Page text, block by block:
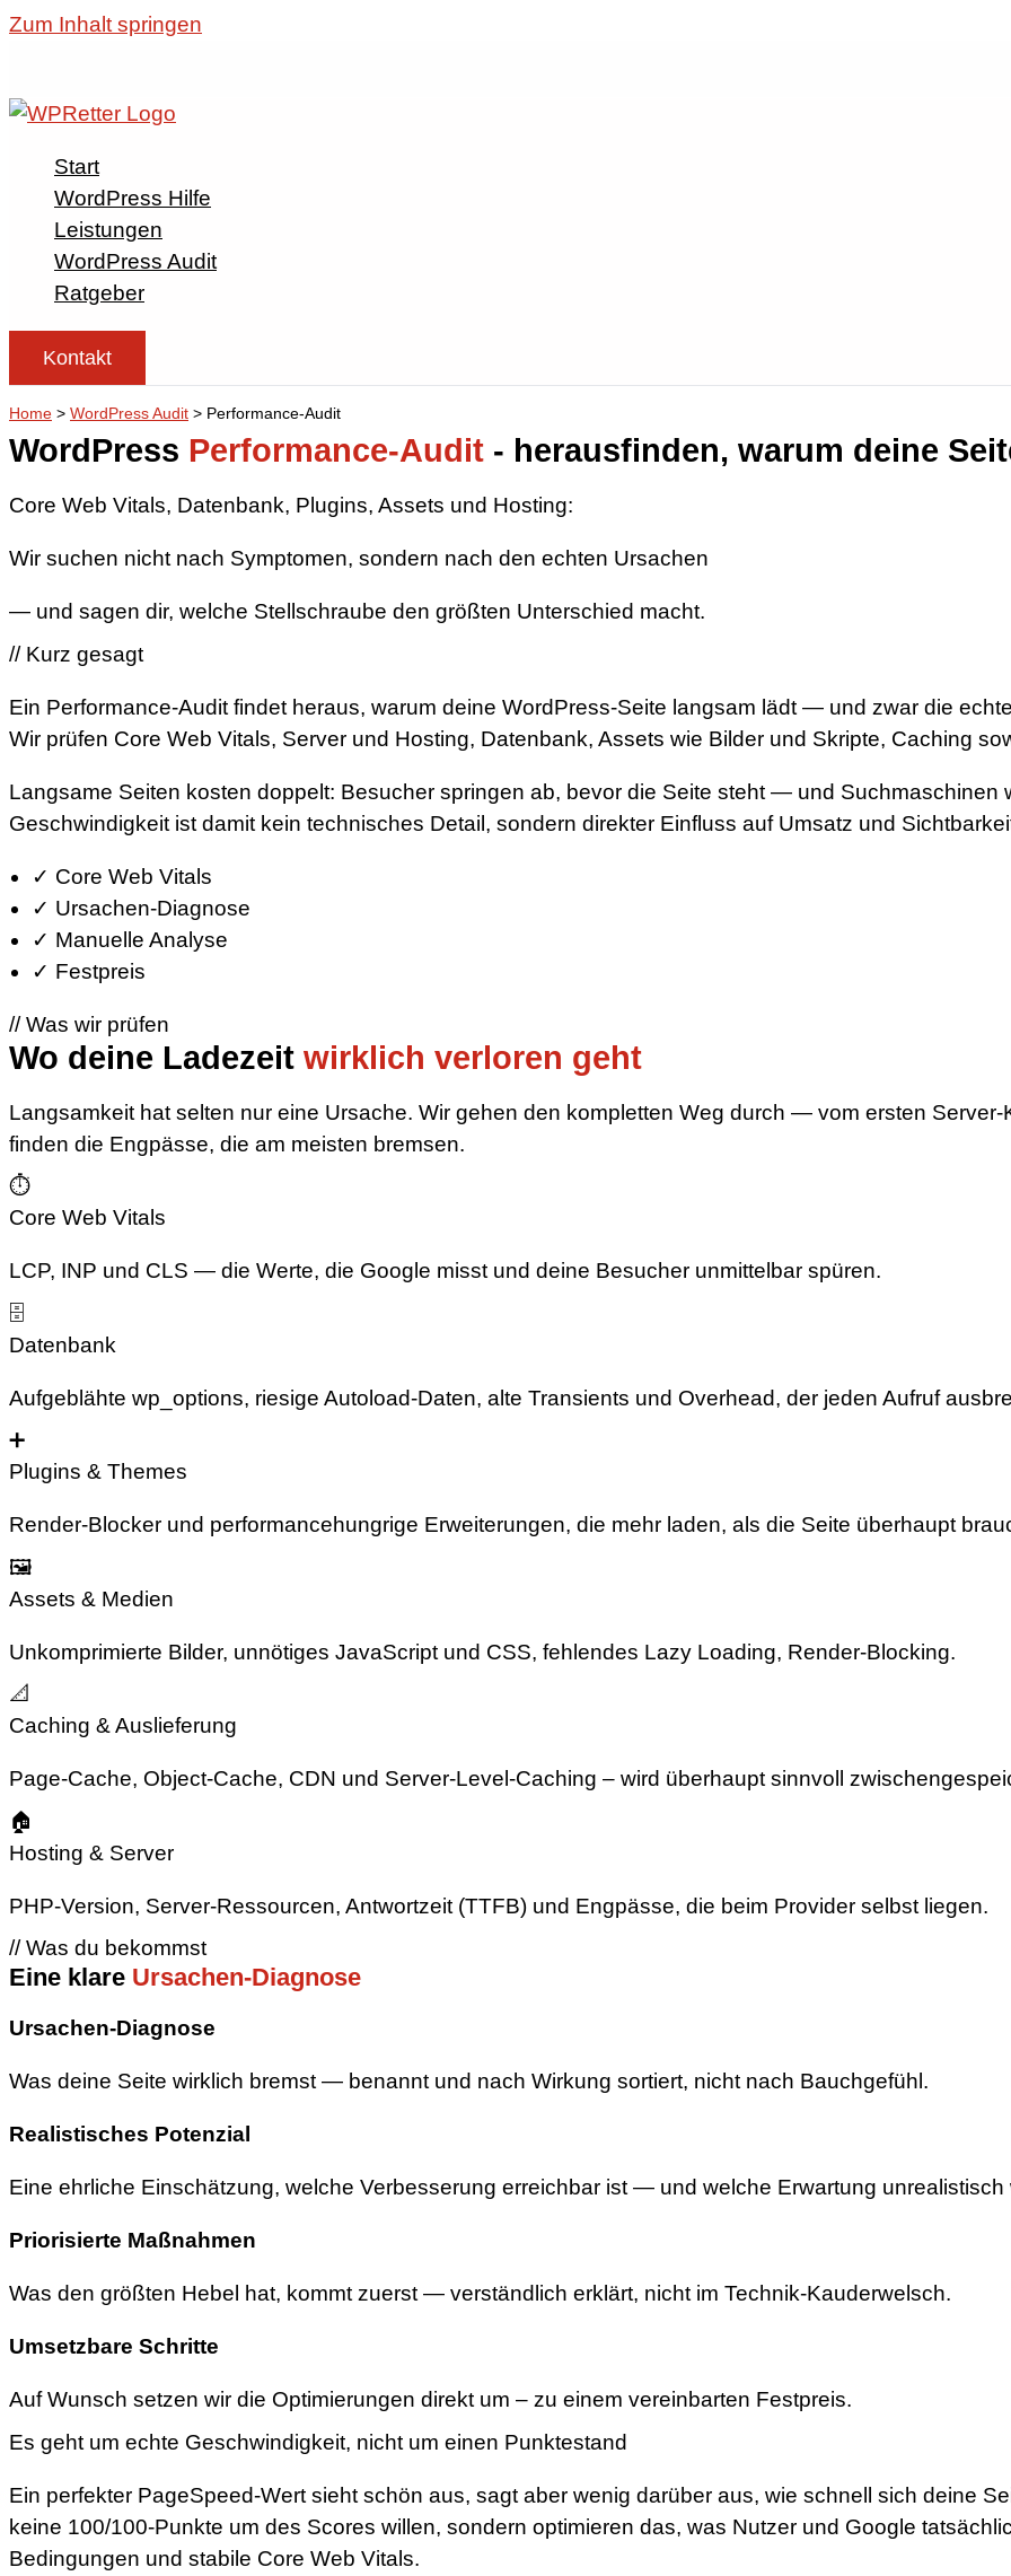
Zum Inhalt springen
Start
WordPress Hilfe
Leistungen
WordPress Audit
Ratgeber
Kontakt
Home > WordPress Audit > Performance-Audit
WordPress Performance-Audit - herausfinden, warum deine
Core Web Vitals, Datenbank, Plugins, Assets und Hosting:
Wir suchen nicht nach Symptomen, sondern nach den echten Ursachen
— und sagen dir, welche Stellschraube den größten Unterschied macht.
// Kurz gesagt
Ein Performance-Audit findet heraus, warum deine WordPress-Seite langsam lädt — und zwar die
Wir prüfen Core Web Vitals, Server und Hosting, Datenbank, Assets wie Bilder und Skripte, Caching
Langsame Seiten kosten doppelt: Besucher springen ab, bevor die Seite steht — und Suchmaschinen
Geschwindigkeit ist damit kein technisches Detail, sondern direkter Einfluss auf Umsatz und
✓ Core Web Vitals
✓ Ursachen-Diagnose
✓ Manuelle Analyse
✓ Festpreis
// Was wir prüfen
Wo deine Ladezeit wirklich verloren geht
Langsamkeit hat selten nur eine Ursache. Wir gehen den kompletten Weg durch — vom ersten
finden die Engpässe, die am meisten bremsen.
⏱
Core Web Vitals
LCP, INP und CLS — die Werte, die Google misst und deine Besucher unmittelbar spüren.
🗄
Datenbank
Aufgeblähte wp_options, riesige Autoload-Daten, alte Transients und Overhead, der jeden Aufruf
➕
Plugins & Themes
Render-Blocker und performancehungrige Erweiterungen, die mehr laden, als die Seite überhaupt
🖼
Assets & Medien
Unkomprimierte Bilder, unnötiges JavaScript und CSS, fehlendes Lazy Loading, Render-Blocking.
📐
Caching & Auslieferung
Page-Cache, Object-Cache, CDN und Server-Level-Caching – wird überhaupt sinnvoll
🏠
Hosting & Server
PHP-Version, Server-Ressourcen, Antwortzeit (TTFB) und Engpässe, die beim Provider selbst liegen.
// Was du bekommst
Eine klare Ursachen-Diagnose
Ursachen-Diagnose
Was deine Seite wirklich bremst — benannt und nach Wirkung sortiert, nicht nach Bauchgefühl.
Realistisches Potenzial
Eine ehrliche Einschätzung, welche Verbesserung erreichbar ist — und welche Erwartung unrealistisch
Priorisierte Maßnahmen
Was den größten Hebel hat, kommt zuerst — verständlich erklärt, nicht im Technik-Kauderwelsch.
Umsetzbare Schritte
Auf Wunsch setzen wir die Optimierungen direkt um – zu einem vereinbarten Festpreis.
Es geht um echte Geschwindigkeit, nicht um einen Punktestand
Ein perfekter PageSpeed-Wert sieht schön aus, sagt aber wenig darüber aus, wie schnell sich deine
keine 100/100-Punkte um des Scores willen, sondern optimieren das, was Nutzer und Google
Bedingungen und stabile Core Web Vitals.